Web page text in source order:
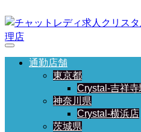
通勤店舗
東京都
Crystal-吉祥
神奈川県
Crystal-横浜店
茨城県